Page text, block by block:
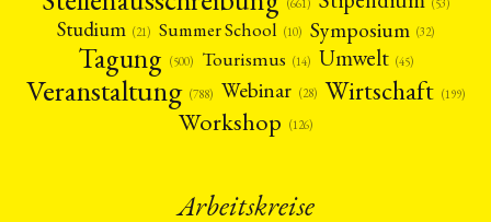
(661)
Studium (21) Summer School (10) Symposium (32)
Tagung (500) Tourismus (14) Umwelt (45)
Veranstaltung (788) Webinar (28) Wirtschaft (199)
Workshop (126)
Arbeitskreise